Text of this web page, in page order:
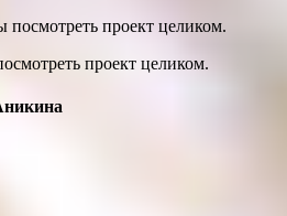
проект целиком.